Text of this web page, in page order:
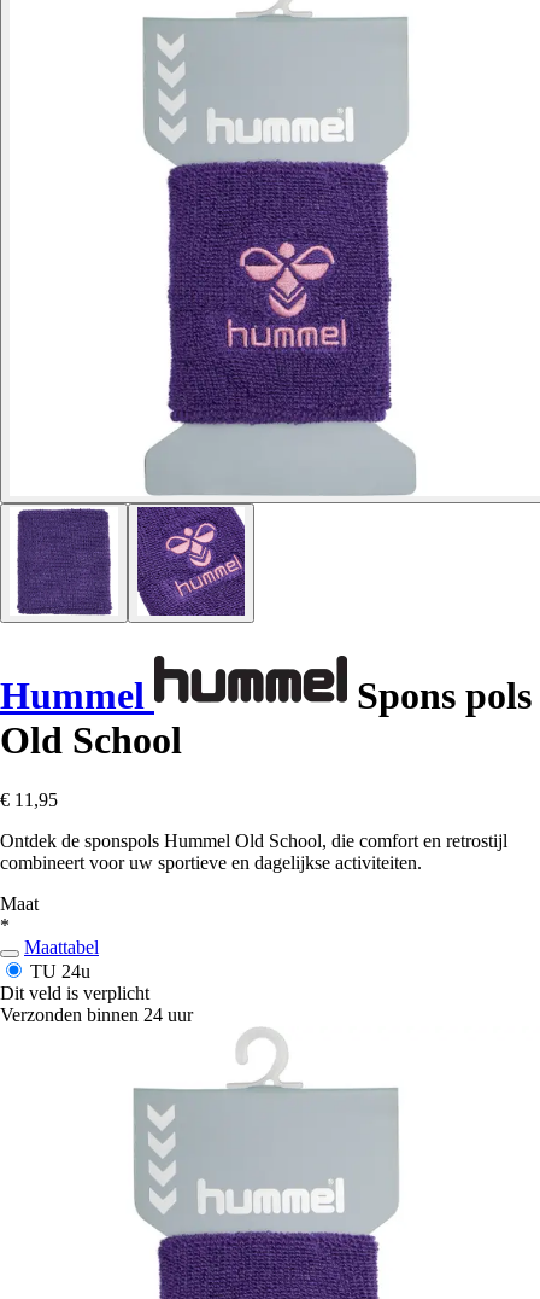
Hummel
Spons pols
Old School
€ 11,95
Ontdek de sponspols Hummel Old School, die comfort en retrostijl
combineert voor uw sportieve en dagelijkse activiteiten.
Maat
*
Maattabel
TU 24u
Dit veld is verplicht
Verzonden binnen 24 uur